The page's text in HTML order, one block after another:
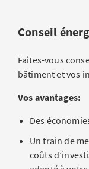
Conseil
Faites-vous
bâtiment et vos
Vos avantages:
Des
Un train de
coûts